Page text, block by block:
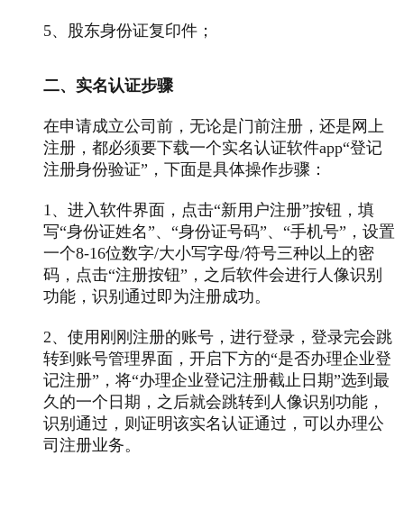
5、股东身份证复印件；
二、实名认证步骤
在申请成立公司前，无论是门前注册，还是网上
注册，都必须要下载一个实名认证软件app“登记
注册身份验证”，下面是具体操作步骤：
1、进入软件界面，点击“新用户注册”按钮，填
写“身份证姓名”、“身份证号码”、“手机号”，设置
一个8-16位数字/大小写字母/符号三种以上的密
码，点击“注册按钮”，之后软件会进行人像识别
功能，识别通过即为注册成功。
2、使用刚刚注册的账号，进行登录，登录完会跳
转到账号管理界面，开启下方的“是否办理企业登
记注册”，将“办理企业登记注册截止日期”选到最
久的一个日期，之后就会跳转到人像识别功能，
识别通过，则证明该实名认证通过，可以办理公
司注册业务。